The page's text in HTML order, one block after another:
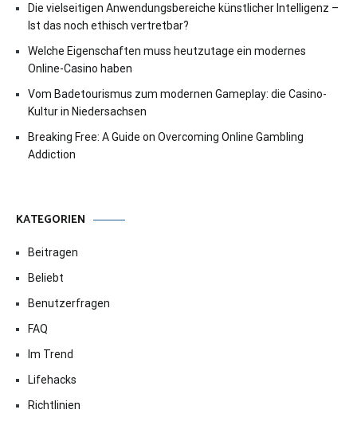
Die vielseitigen Anwendungsbereiche künstlicher Intelligenz –
Ist das noch ethisch vertretbar?
Welche Eigenschaften muss heutzutage ein modernes
Online-Casino haben
Vom Badetourismus zum modernen Gameplay: die Casino-
Kultur in Niedersachsen
Breaking Free: A Guide on Overcoming Online Gambling
Addiction
KATEGORIEN
Beitragen
Beliebt
Benutzerfragen
FAQ
Im Trend
Lifehacks
Richtlinien